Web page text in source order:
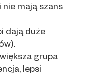
mają szans
dają duże
grupa
lepsi